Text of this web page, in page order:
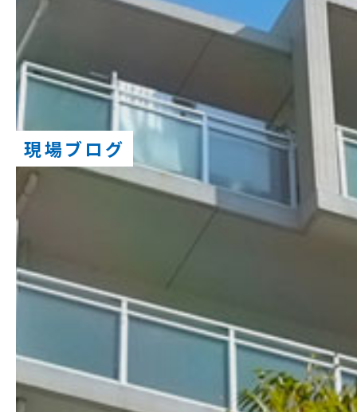
現場ブログ